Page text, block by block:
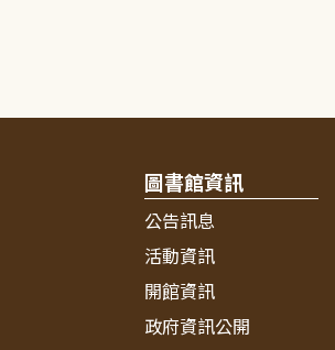
圖書館資訊
公告訊息
活動資訊
開館資訊
政府資訊公開